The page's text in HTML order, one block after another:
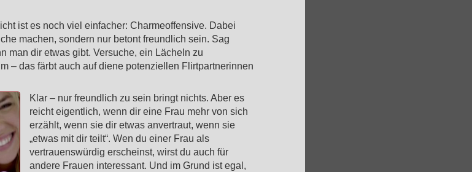
ist es noch viel einfacher: Charmeoffensive. Dabei
machen, sondern nur betont freundlich sein. Sag
man dir etwas gibt. Versuche, ein Lächeln zu
– das färbt auch auf diene potenziellen Flirtpartnerinnen
Klar – nur freundlich zu sein bringt nichts. Aber es
reicht eigentlich, wenn dir eine Frau mehr von sich
erzählt, wenn sie dir etwas anvertraut, wenn sie
„etwas mit dir teilt“. Wen du einer Frau als
vertrauenswürdig erscheinst, wirst du auch für
andere Frauen interessant. Und im Grund ist egal,